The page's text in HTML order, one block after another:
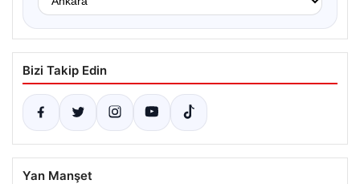
Bizi Takip Edin
Yan Manşet